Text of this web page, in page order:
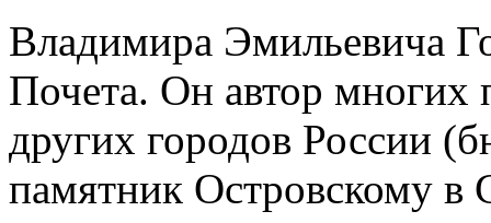
Владимира Эмильевича
Почета. Он автор многих
других городов России
памятник Островскому в